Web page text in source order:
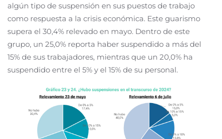
algún tipo de suspensión en sus puestos de trabajo
como respuesta a la crisis económica. Este guarismo
supera el 30,4% relevado en mayo. Dentro de este
grupo, un 25,0% reporta haber suspendido a más del
15% de sus trabajadores, mientras que un 20,0% ha
suspendido entre el 5% y el 15% de su personal.